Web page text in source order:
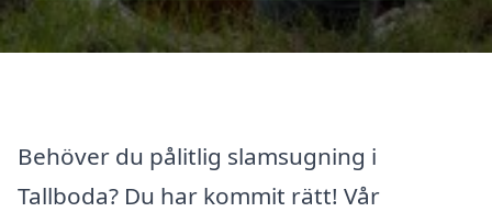
Behöver du pålitlig slamsugning i
Tallboda? Du har kommit rätt! Vår